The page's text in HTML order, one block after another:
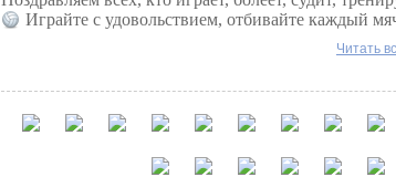
Играйте с удовольствием, отбивайте каждый
Читать